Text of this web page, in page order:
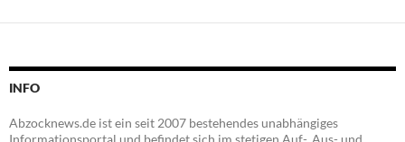
INFO
Abzocknews.de ist ein seit 2007 bestehendes unabhängiges